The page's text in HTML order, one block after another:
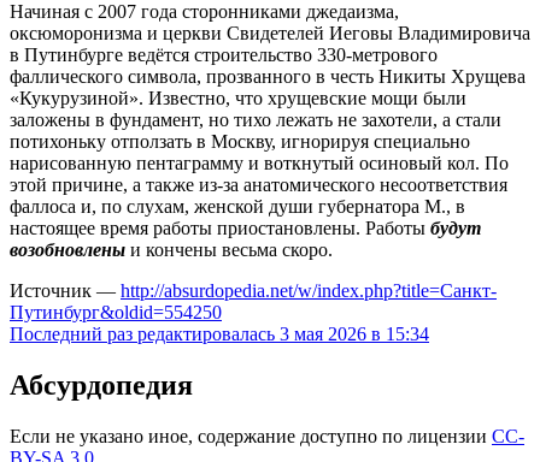
Начиная с 2007 года сторонниками джедаизма,
оксюморонизма и церкви Свидетелей Иеговы Владимировича
в Путинбурге ведётся строительство 330-метрового
фаллического символа, прозванного в честь Никиты Хрущева
«Кукурузиной». Известно, что хрущевские мощи были
заложены в фундамент, но тихо лежать не захотели, а стали
потихоньку отползать в Москву, игнорируя специально
нарисованную пентаграмму и воткнутый осиновый кол. По
этой причине, а также из-за анатомического несоответствия
фаллоса и, по слухам, женской души губернатора М., в
настоящее время работы приостановлены. Работы будут
возобновлены и кончены весьма скоро.
Источник — http://absurdopedia.net/w/index.php?title=Санкт-
Путинбург&oldid=554250
Последний раз редактировалась 3 мая 2026 в 15:34
Абсурдопедия
Если не указано иное, содержание доступно по лицензии CC-